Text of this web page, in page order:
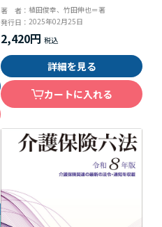
著 者： 植田俊幸、竹田伸也＝著
発行日： 2025年02月25日
2,420円
詳細を見る
カートに入れる